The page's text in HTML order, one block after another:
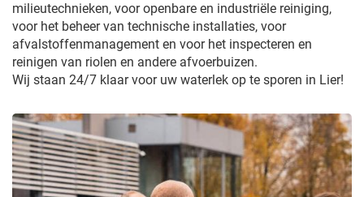
milieutechnieken, voor openbare en industriële reiniging,
voor het beheer van technische installaties, voor
afvalstoffenmanagement en voor het inspecteren en
reinigen van riolen en andere afvoerbuizen.
Wij staan 24/7 klaar voor uw waterlek op te sporen in Lier!